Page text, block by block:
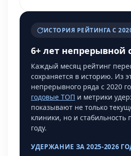
ИСТОРИЯ РЕЙТИНГА С
6+ лет непрерывной
Каждый месяц рейтинг
сохраняется в историю. Из
непрерывного ряда с 2020
годовые ТОП и метрики
показывают не только
клиники, но и стабильность
году.
УДЕРЖАНИЕ ЗА 2025-2026